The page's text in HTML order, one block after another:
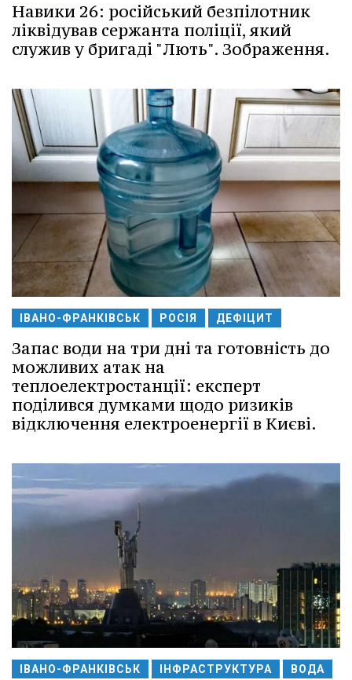
Навики 26: російський безпілотник
ліквідував сержанта поліції, який
служив у бригаді "Лють". Зображення.
ІВАНО-ФРАНКІВСЬК РОСІЯ ДЕФІЦИТ
Запас води на три дні та готовність до
можливих атак на
теплоелектростанції: експерт
поділився думками щодо ризиків
відключення електроенергії в Києві.
ІВАНО-ФРАНКІВСЬК ІНФРАСТРУКТУРА ВОДА